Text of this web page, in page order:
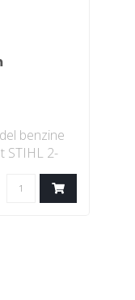
benzine
STIHL 2-